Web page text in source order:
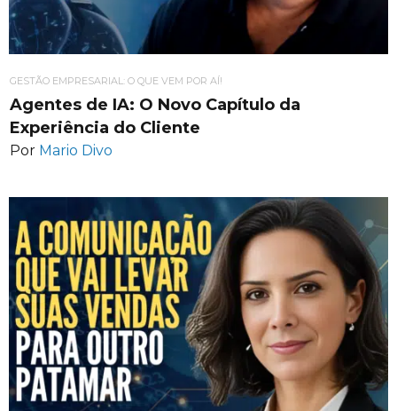
GESTÃO EMPRESARIAL: O QUE VEM POR AÍ!
Agentes de IA: O Novo Capítulo da
Experiência do Cliente
Por Mario Divo